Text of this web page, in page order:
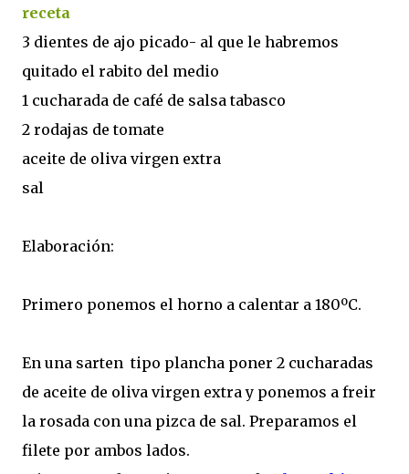
receta
3 dientes de ajo picado- al que le habremos
quitado el rabito del medio
1 cucharada de café de salsa tabasco
2 rodajas de tomate
aceite de oliva virgen extra
sal
Elaboración:
Primero ponemos el horno a calentar a 180ºC.
En una sarten tipo plancha poner 2 cucharadas
de aceite de oliva virgen extra y ponemos a freir
la rosada con una pizca de sal. Preparamos el
filete por ambos lados.